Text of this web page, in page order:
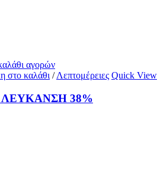
αγορών
στο καλάθι / Λεπτομέρειες Quick View
ΛΕΥΚΑΝΣΗ 38%